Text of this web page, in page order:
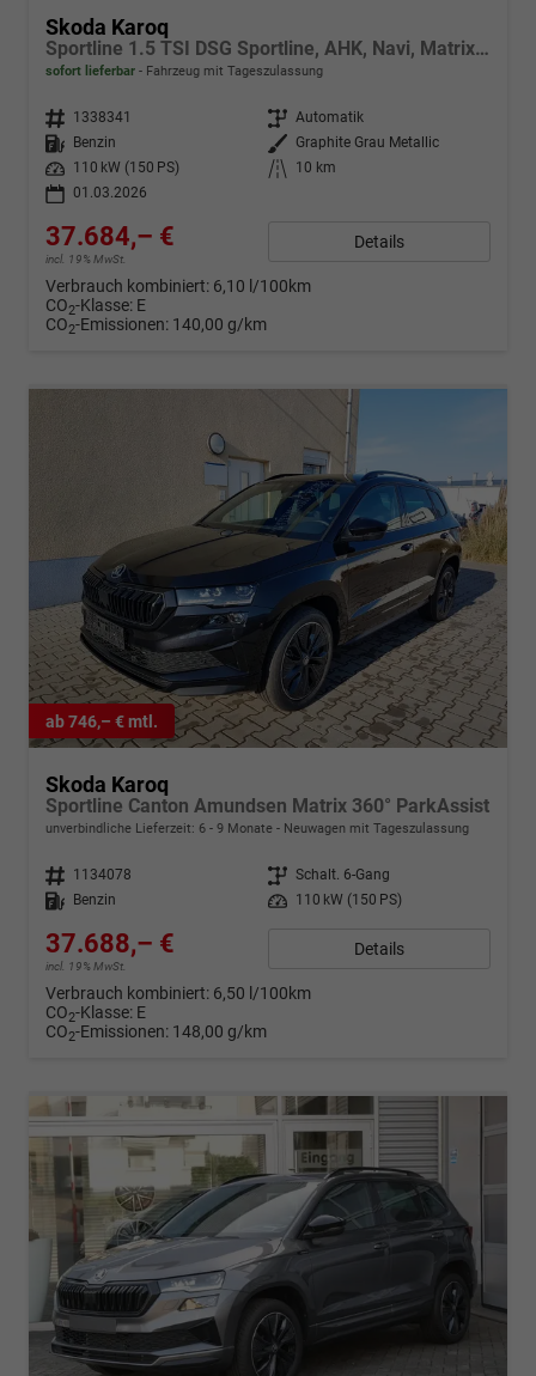
Skoda Karoq
Sportline 1.5 TSI DSG Sportline, AHK, Navi, Matrix, Kamera, el. Klappe, 5-J. Garantie
sofort lieferbar Fahrzeug mit Tageszulassung
Fahrzeugnr. 1338341 Getriebe Automatik
Kraftstoff
Benzin Außenfarbe
Graphite Grau Metallic
Leistung
110 kW (150 PS) Kilometerstand
10 km
01.03.2026
37.684,– €
incl. 19% MwSt.
Details
Verbrauch kombiniert: 6,10 l/100km
CO2-Klasse: E
CO2-Emissionen: 140,00 g/km
ab 746,– € mtl.
Skoda Karoq
Sportline Canton Amundsen Matrix 360° ParkAssist
unverbindliche Lieferzeit: 6 - 9 Monate Neuwagen mit Tageszulassung
Fahrzeugnr. 1134078 Getriebe Schalt. 6-Gang
Kraftstoff
Benzin Leistung 110 kW (150 PS)
37.688,– €
incl. 19% MwSt.
Details
Verbrauch kombiniert: 6,50 l/100km
CO2-Klasse: E
CO2-Emissionen: 148,00 g/km